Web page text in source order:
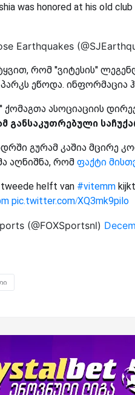
was honored at his old club
Earthquakes
რომ ''ვიტესის''
პარკს ეწოდა.
ქომაგთა ასოციაციის
განსაკუთრებული
გურამ კაშია მცირე
აღნიშნა, რომ ფაქტი
tweede helft van #vitemm
pic.twitter.com/XQ3mk9pilo
(@FOXSportsnl)